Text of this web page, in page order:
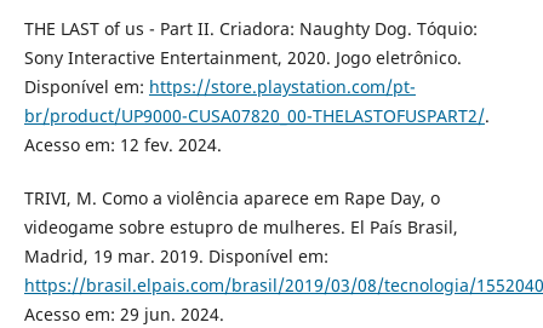
THE LAST of us - Part II. Criadora: Naughty Dog. Tóquio:
Sony Interactive Entertainment, 2020. Jogo eletrônico.
Disponível em: https://store.playstation.com/pt-
br/product/UP9000-CUSA07820_00-THELASTOFUSPART2/.
Acesso em: 12 fev. 2024.
TRIVI, M. Como a violência aparece em Rape Day, o
videogame sobre estupro de mulheres. El País Brasil,
Madrid, 19 mar. 2019. Disponível em:
https://brasil.elpais.com/brasil/2019/03/08/tecnologia/
Acesso em: 29 jun. 2024.